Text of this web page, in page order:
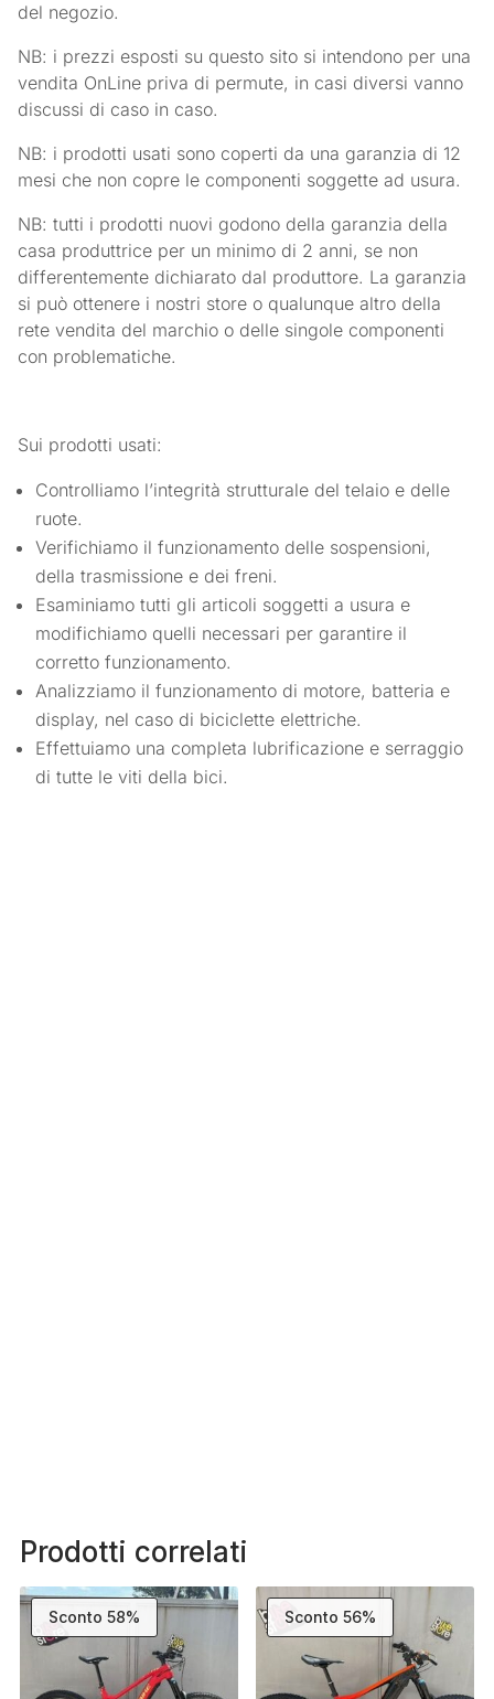
del negozio.
NB: i prezzi esposti su questo sito si intendono per una
vendita OnLine priva di permute, in casi diversi vanno
discussi di caso in caso.
NB: i prodotti usati sono coperti da una garanzia di 12
mesi che non copre le componenti soggette ad usura.
NB: tutti i prodotti nuovi godono della garanzia della
casa produttrice per un minimo di 2 anni, se non
differentemente dichiarato dal produttore. La garanzia
si può ottenere i nostri store o qualunque altro della
rete vendita del marchio o delle singole componenti
con problematiche.
Sui prodotti usati:
Controlliamo l’integrità strutturale del telaio e delle
ruote.
Verifichiamo il funzionamento delle sospensioni,
della trasmissione e dei freni.
Esaminiamo tutti gli articoli soggetti a usura e
modifichiamo quelli necessari per garantire il
corretto funzionamento.
Analizziamo il funzionamento di motore, batteria e
display, nel caso di biciclette elettriche.
Effettuiamo una completa lubrificazione e serraggio
di tutte le viti della bici.
Prodotti correlati
Sconto 58% Sconto 56%